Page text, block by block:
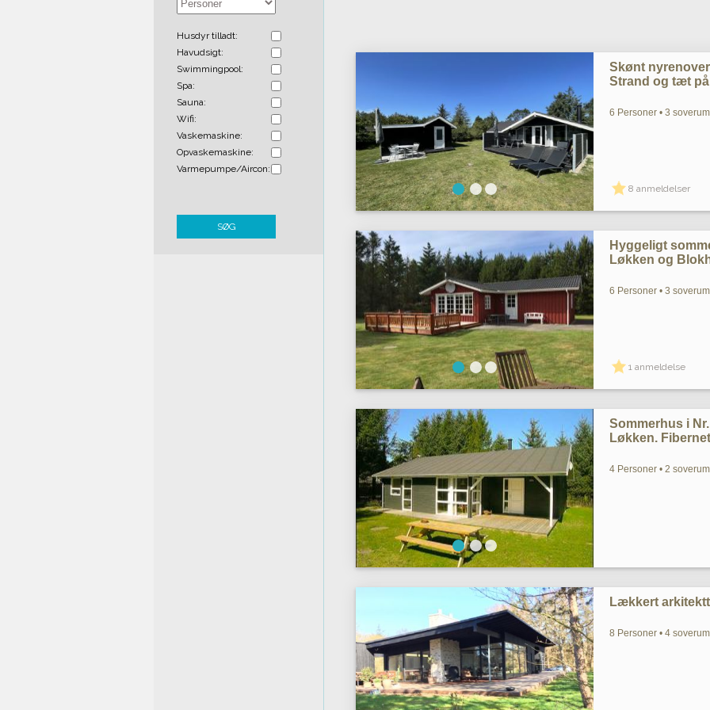
Skønt
Strand og tæt
6 Personer • 3
8 anmeldelser
Hyggeligt
Løkken og
6 Personer • 3
1 anmeldelse
Sommerhus i
Løkken.
4 Personer • 2
Lækkert
8 Personer • 4 soverum
Husdyr tilladt:
Havudsigt:
Swimmingpool:
Spa:
Sauna:
Wifi:
Vaskemaskine:
Opvaskemaskine:
Varmepumpe/Aircon:
SØG